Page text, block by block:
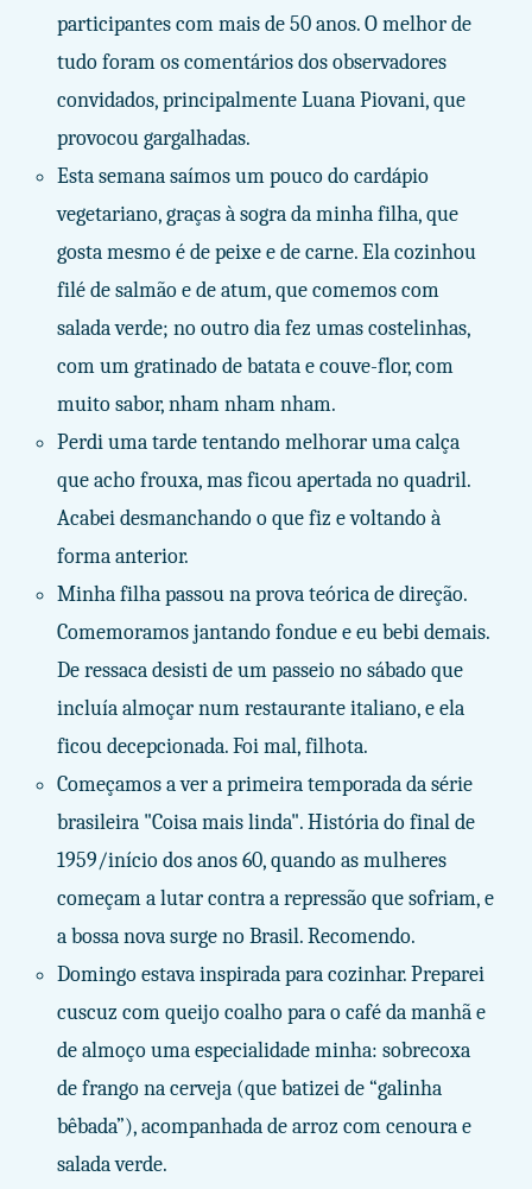
participantes com mais de 50 anos. O melhor de
tudo foram os comentários dos observadores
convidados, principalmente Luana Piovani, que
provocou gargalhadas.
Esta semana saímos um pouco do cardápio
vegetariano, graças à sogra da minha filha, que
gosta mesmo é de peixe e de carne. Ela cozinhou
filé de salmão e de atum, que comemos com
salada verde; no outro dia fez umas costelinhas,
com um gratinado de batata e couve-flor, com
muito sabor, nham nham nham.
Perdi uma tarde tentando melhorar uma calça
que acho frouxa, mas ficou apertada no quadril.
Acabei desmanchando o que fiz e voltando à
forma anterior.
Minha filha passou na prova teórica de direção.
Comemoramos jantando fondue e eu bebi demais.
De ressaca desisti de um passeio no sábado que
incluía almoçar num restaurante italiano, e ela
ficou decepcionada. Foi mal, filhota.
Começamos a ver a primeira temporada da série
brasileira "Coisa mais linda". História do final de
1959/início dos anos 60, quando as mulheres
começam a lutar contra a repressão que sofriam, e
a bossa nova surge no Brasil. Recomendo.
Domingo estava inspirada para cozinhar. Preparei
cuscuz com queijo coalho para o café da manhã e
de almoço uma especialidade minha: sobrecoxa
de frango na cerveja (que batizei de “galinha
bêbada”), acompanhada de arroz com cenoura e
salada verde.